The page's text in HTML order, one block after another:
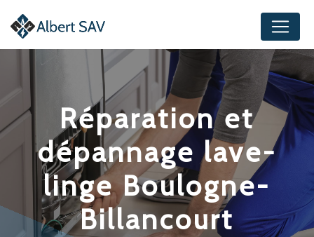
réparation et
dépannage lave-
linge Boulogne-
Billancourt